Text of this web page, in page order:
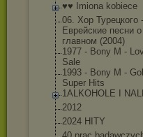
♥♥ Imiona kobiece
06. Хор Турецкого -
Еврейские песни о
главном (2004)
1977 - Bony M -
Sale
1993 - Bony M -
Super Hits
1ALKOHOLE I
2012
2024 HITY